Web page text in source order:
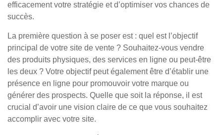
efficacement votre stratégie et d’optimiser vos chances de
succès.
La première question à se poser est : quel est l’objectif
principal de votre site de vente ? Souhaitez-vous vendre
des produits physiques, des services en ligne ou peut-être
les deux ? Votre objectif peut également être d’établir une
présence en ligne pour promouvoir votre marque ou
générer des prospects. Quelle que soit la réponse, il est
crucial d’avoir une vision claire de ce que vous souhaitez
accomplir avec votre site.